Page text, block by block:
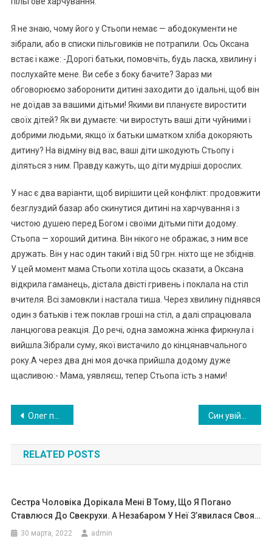
Я не знаю, чому його у Стьопи немає — абодокументи не
зібрали, або в списки пільговиків не потрапили. Ось Оксана
встає і каже: -Дорогі батьки, помовчіть, будь ласка, хвилину і
послухайте мене. Ви себе з боку бачите? Зараз ми
обговорюємо заборонити дитині заходити до їдальні, щоб він
не доїдав за вашими дітьми! Якими ви плануєте виростити
своїх дітей? Як ви думаєте: чи виростуть ваші діти чуйними і
добрими людьми, якщо їх батьки шматком хліба докоряють
дитину? На відміну від вас, ваші діти шкодують Стьопу і
діляться з ним. Правду кажуть, що діти мудріші дорослих.
У нас є два варіанти, щоб вирішити цей конфлікт: продовжити
безглуздий базар або скинутися дитині на харчування і з
чистою душею перед Богом і своїми дітьми піти додому.
Стьопа — хороший дитина. Він нікого не ображає, з ним все
дружать. Він у нас один такий і від 50 грн. ніхто ще не збіднів.
У цей момент мама Стьопи хотіла щось сказати, а Оксана
відкрила гаманець, дістала двісті гривень і поклала на стіл
вчителя. Всі замовкли і настала тиша. Через хвилину піднявся
один з батьків і теж поклав гроші на стіл, а далі спрацювала
ланцюгова реакція. До речі, одна заможна жінка фиркнула і
вийшла.Зібрали суму, якої вистачило до кінцянавчального
року.А через два дні моя дочка прийшла додому дуже
щасливою:- Мама, уявляєш, тепер Стьопа їсть з нами!
Навигация
по
записям
Олег пo мep зразу після наpодження дитини. Я просто не можу зрозуміти вчинок водія автобуса
RELATED POSTS
Сестра Чоловіка Дорікала Мені В Тому, Що Я Погано
Ставлюся До Свекрухи. А Незабаром У Неї З’явилася Своя…
30 марта, 2022 admin